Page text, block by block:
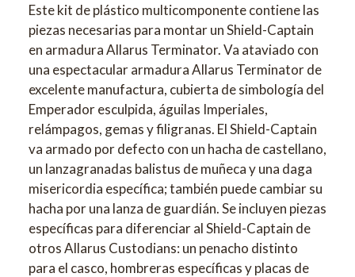
Este kit de plástico multicomponente contiene las
piezas necesarias para montar un Shield-Captain
en armadura Allarus Terminator. Va ataviado con
una espectacular armadura Allarus Terminator de
excelente manufactura, cubierta de simbología del
Emperador esculpida, águilas Imperiales,
relámpagos, gemas y filigranas. El Shield-Captain
va armado por defecto con un hacha de castellano,
un lanzagranadas balistus de muñeca y una daga
misericordia específica; también puede cambiar su
hacha por una lanza de guardián. Se incluyen piezas
específicas para diferenciar al Shield-Captain de
otros Allarus Custodians: un penacho distinto
para el casco, hombreras específicas y placas de